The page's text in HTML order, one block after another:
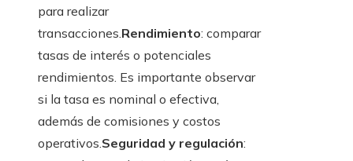
para realizar
transacciones.Rendimiento: comparar
tasas de interés o potenciales
rendimientos. Es importante observar
si la tasa es nominal o efectiva,
además de comisiones y costos
operativos.Seguridad y regulación: